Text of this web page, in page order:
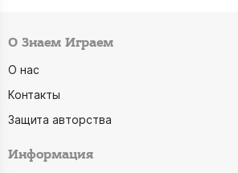
О Знаем Играем
О нас
Контакты
Защита авторства
Информация